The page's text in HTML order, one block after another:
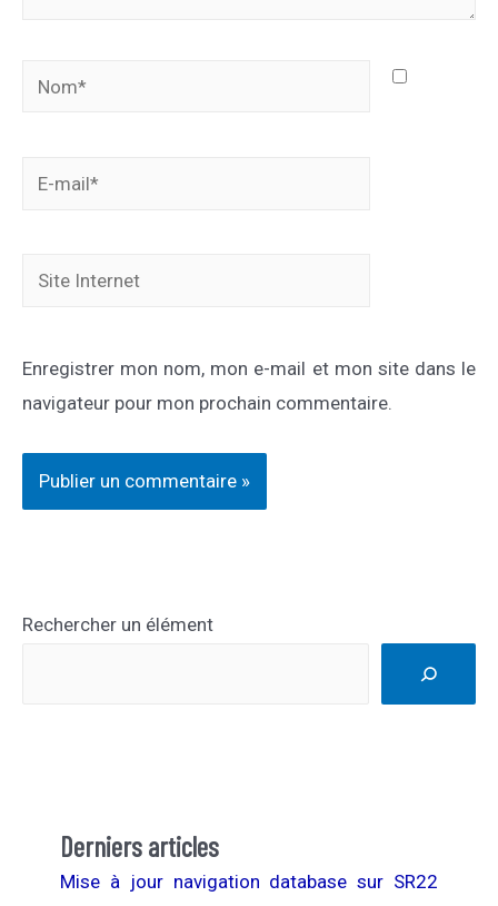
Nom*
Site
Enregistrer mon nom, mon e-mail et mon site dans le
navigateur pour mon prochain commentaire.
Rechercher un élément
Derniers articles
Mise à jour navigation database sur SR22